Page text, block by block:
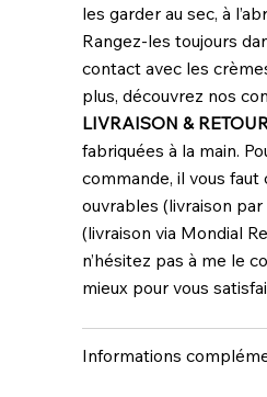
les garder au sec, à
Rangez-les toujours
contact avec les
plus, découvrez nos
LIVRAISON & RETOUR
fabriquées à la main.
commande, il vous
ouvrables (livraison
(livraison via Mondial
n’hésitez pas à me le
mieux pour vous
Informations